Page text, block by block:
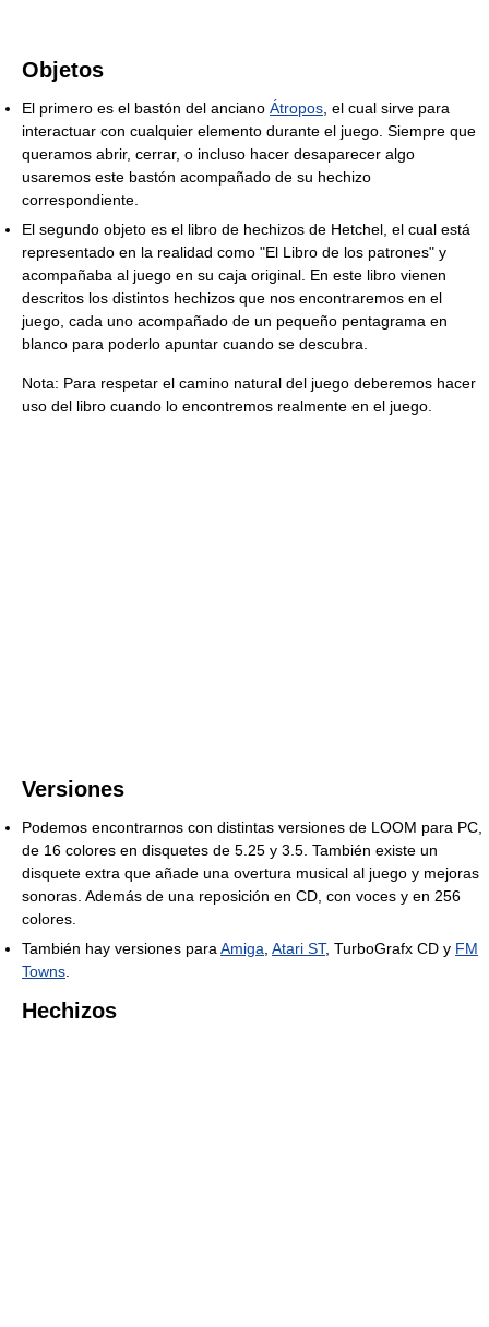
Objetos
El primero es el bastón del anciano Átropos , el cual sirve para
interactuar con cualquier elemento durante el juego. Siempre que
queramos abrir, cerrar, o incluso hacer desaparecer algo
usaremos este bastón acompañado de su hechizo
correspondiente.
El segundo objeto es el libro de hechizos de Hetchel, el cual está
representado en la realidad como "El Libro de los patrones" y
acompañaba al juego en su caja original. En este libro vienen
descritos los distintos hechizos que nos encontraremos en el
juego, cada uno acompañado de un pequeño pentagrama en
blanco para poderlo apuntar cuando se descubra.
Nota: Para respetar el camino natural del juego deberemos hacer
uso del libro cuando lo encontremos realmente en el juego.
Versiones
Podemos encontrarnos con distintas versiones de LOOM para PC,
de 16 colores en disquetes de 5.25 y 3.5. También existe un
disquete extra que añade una overtura musical al juego y mejoras
sonoras. Además de una reposición en CD, con voces y en 256
colores.
También hay versiones para Amiga Atari ST, TurboGrafx CD y FM
Towns
Hechizos